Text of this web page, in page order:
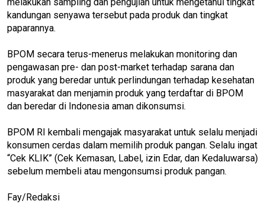
kandungan senyawa tersebut pada produk dan tingkat
paparannya.
BPOM secara terus-menerus melakukan monitoring dan
pengawasan pre- dan post-market terhadap sarana dan
produk yang beredar untuk perlindungan terhadap kesehatan
masyarakat dan menjamin produk yang terdaftar di BPOM
dan beredar di Indonesia aman dikonsumsi.
BPOM RI kembali mengajak masyarakat untuk selalu menjadi
konsumen cerdas dalam memilih produk pangan. Selalu ingat
“Cek KLIK” (Cek Kemasan, Label, izin Edar, dan Kedaluwarsa)
sebelum membeli atau mengonsumsi produk pangan.
Fay/Redaksi